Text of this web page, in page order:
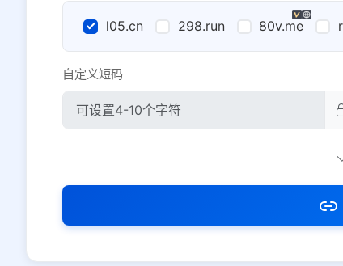
l05.cn 298.run 80v.me
自定义短码
社交平台 电商平台
选择防红平台类型，避免链接被拦截